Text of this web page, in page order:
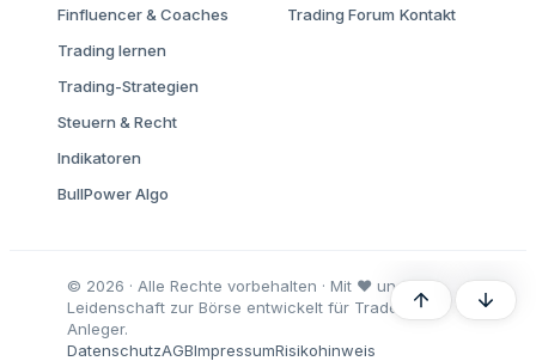
Finfluencer & Coaches
Trading lernen
Trading-Strategien
Steuern & Recht
Indikatoren
BullPower Algo
Trading Forum Kontakt
© 2026 · Alle Rechte vorbehalten · Mit ♥ und
Leidenschaft zur Börse entwickelt für Trader und
Anleger.
DatenschutzAGBImpressumRisikohinweis
Oben Unten